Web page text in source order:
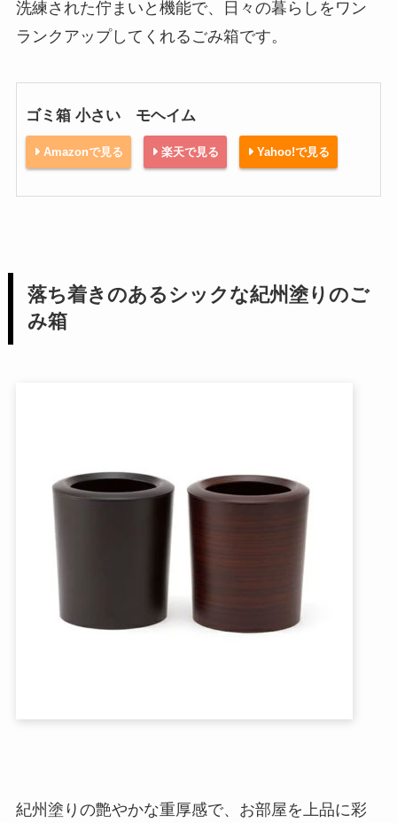
洗練された佇まいと機能で、日々の暮らしをワン
ランクアップしてくれるごみ箱です。
ゴミ箱 小さい モヘイム
Amazonで見る 楽天で見る Yahoo!で見る
落ち着きのあるシックな紀州塗りのご
み箱
紀州塗りの艶やかな重厚感で、お部屋を上品に彩